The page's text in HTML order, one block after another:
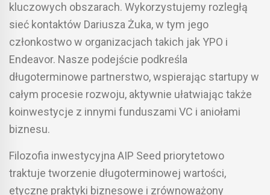
kluczowych obszarach. Wykorzystujemy rozległą
sieć kontaktów Dariusza Żuka, w tym jego
członkostwo w organizacjach takich jak YPO i
Endeavor. Nasze podejście podkreśla
długoterminowe partnerstwo, wspierając startupy w
całym procesie rozwoju, aktywnie ułatwiając także
koinwestycje z innymi funduszami VC i aniołami
biznesu.
Filozofia inwestycyjna AIP Seed priorytetowo
traktuje tworzenie długoterminowej wartości,
etyczne praktyki biznesowe i zrównoważony